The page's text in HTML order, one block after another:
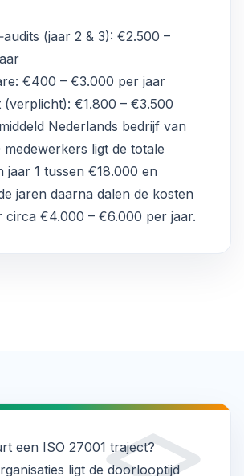
(jaar 2 & 3): €2.500 –
€400 – €3.000 per jaar
(verplicht): €1.800 – €3.500
Nederlands bedrijf van
ligt de totale
jaar 1 tussen €18.000 en
jaren daarna dalen de kosten
circa €4.000 – €6.000 per jaar.
een ISO 27001 traject?
ligt de doorlooptijd